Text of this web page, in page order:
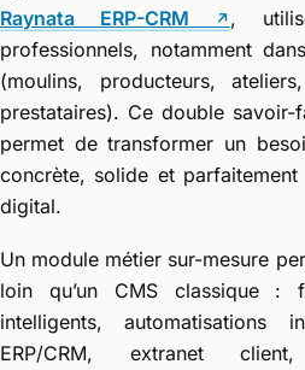
Raynata ERP-CRM
,
professionnels, notamment
(moulins, producteurs,
prestataires). Ce double
permet de transformer un
concrète, solide et
digital.
Un module métier sur-mesure
loin qu’un CMS classique :
intelligents, automatisations
ERP/CRM, extranet